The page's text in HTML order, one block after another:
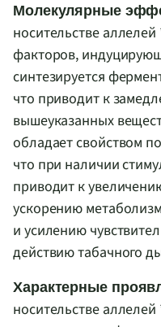
Молекулярные
носительстве
факторов,
синтезируется
что приводит к
вышеуказанных
обладает свойством
что при наличии
приводит к
ускорению
и усилению
действию табачного
Характерные
носительстве